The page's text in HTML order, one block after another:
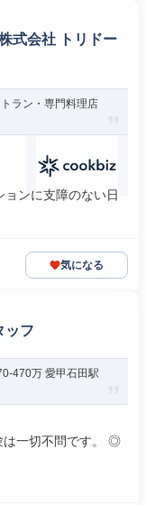
式会社 トリドー
ラン・専門料理店
ンに支障のない日
気になる
ッフ
470万 愛甲石田駅
は一切不問です。 ◎